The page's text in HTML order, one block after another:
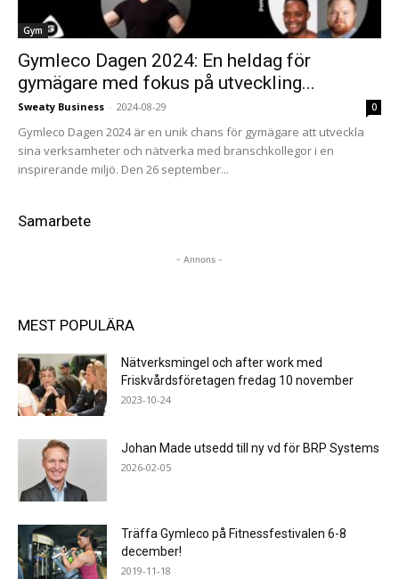
Gym
Gymleco Dagen 2024: En heldag för
gymägare med fokus på utveckling...
Sweaty Business - 2024-08-29 0
Gymleco Dagen 2024 är en unik chans för gymägare att utveckla
sina verksamheter och nätverka med branschkollegor i en
inspirerande miljö. Den 26 september...
Samarbete
- Annons -
MEST POPULÄRA
Nätverksmingel och after work med
Friskvårdsföretagen fredag 10 november
2023-10-24
Johan Made utsedd till ny vd för BRP Systems
2026-02-05
Träffa Gymleco på Fitnessfestivalen 6-8
december!
2019-11-18